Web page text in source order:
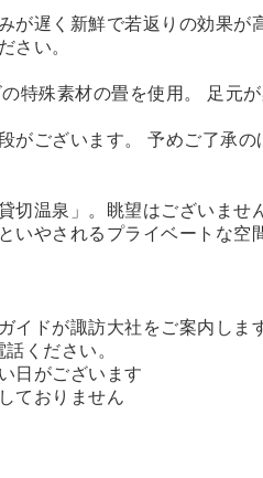
が遅く新鮮で若返りの効果が
さい。
特殊素材の畳を使用。 足元
ございます。 予めご了承の
切温泉」。眺望はございませ
いやされるプライベートな空
イドが諏訪大社をご案内しま
ください。
日がございます
ておりません